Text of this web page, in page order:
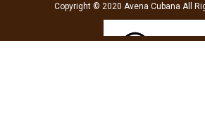
Copyright © 2020 Avena Cubana All